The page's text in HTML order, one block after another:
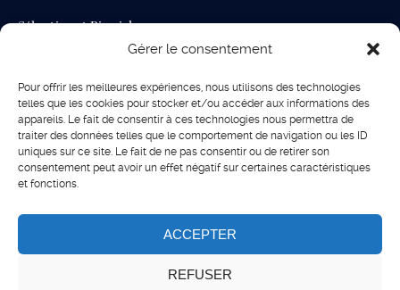
Gérer le consentement
Pour offrir les meilleures expériences, nous utilisons des technologies
telles que les cookies pour stocker et/ou accéder aux informations des
appareils. Le fait de consentir à ces technologies nous permettra de
traiter des données telles que le comportement de navigation ou les ID
uniques sur ce site. Le fait de ne pas consentir ou de retirer son
consentement peut avoir un effet négatif sur certaines caractéristiques
et fonctions.
ACCEPTER
REFUSER
Sébastien et Pierrick
Bat : PA 9 9 rue Marcellin Albert Jardin de Vinassan VLA 11110
Vinassan
info@lepecheurchic.fr